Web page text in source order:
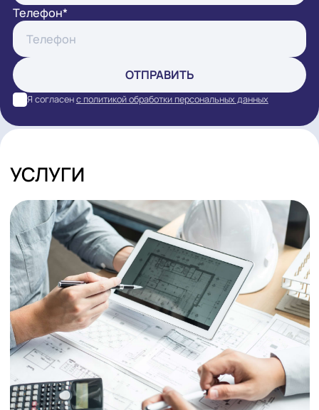
ЗАКАЗАТЬ РАСЧЕТ ПРОЕКТА
Телефон*
ОТПРАВИТЬ
Я согласенс политикой обработки персональных данных
УСЛУГИ